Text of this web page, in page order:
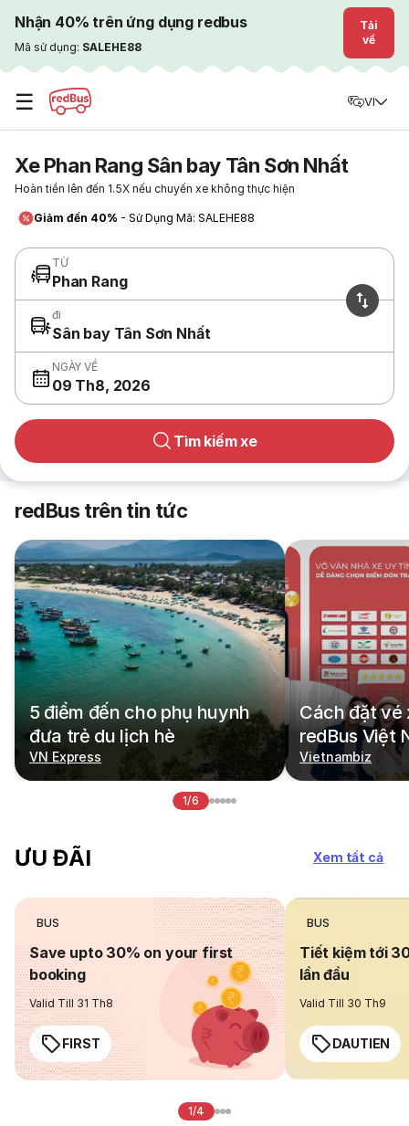
Nhận 40% trên ứng dụng redbus
Mã sử dụng: SALEHE88
Tải
về
☰ VI
Xe Phan Rang Sân bay Tân Sơn Nhất
Hoàn tiền lên đến 1.5X nếu chuyến xe không thực hiện
Giảm đến 40% - Sử Dụng Mã: SALEHE88
TỪ
Phan Rang
đi
Sân bay Tân Sơn Nhất
NGÀY VỀ
09 Th8, 2026
Tìm kiếm xe
redBus trên tin tức
5 điểm đến cho phụ huynh
đưa trẻ du lịch hè
VN Express
Cách đặt vé
redBus Việt
Vietnambiz
1/6
ƯU ĐÃI Xem tất cả
BUS
Save upto 30% on your first
booking
Valid Till 31 Th8
FIRST
BUS
Tiết kiệm tới
lần đầu
Valid Till 30 Th9
DAUTIEN
1/4